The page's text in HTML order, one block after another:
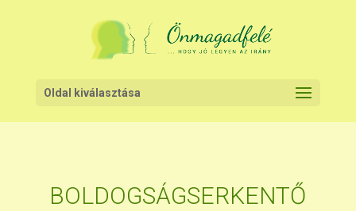
Oldal kiválasztása
BOLDOGSÁGSERKENTŐ